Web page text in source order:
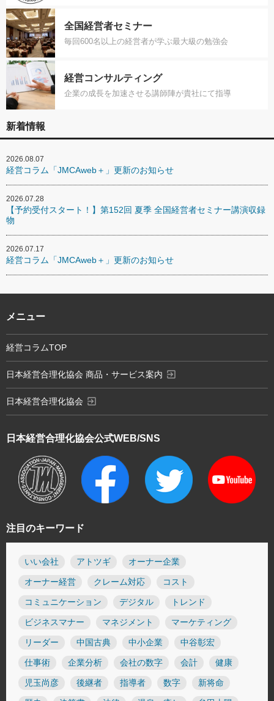
全国経営者セミナー
毎回600名以上の経営者が学ぶ最大級の勉強会
経営コンサルティング
企業の成長を加速させる講師陣が貴社にて指導
新着情報
2026.08.07
経営コラム「JMCAweb＋」更新のお知らせ
2026.07.28
【予約受付スタート！】第152回 夏季 全国経営者セミナー講演収録
物
2026.07.17
経営コラム「JMCAweb＋」更新のお知らせ
注目のキーワード
いい会社 アトツギ オーナー企業
オーナー経営 クレーム対応 コスト
コミュニケーション デジタル トレンド
ビジネスマナー マネジメント マーケティング
リーダー 中国古典 中小企業 中谷彰宏
仕事術 企業分析 会社の数字 会計 健康
児玉尚彦 後継者 指導者 数字 新将命
日本経営合理化協会公式WEB/SNS
メニュー
経営コラムTOP
日本経営合理化協会 商品・サービス案内 exit_to_app
日本経営合理化協会 exit_to_app